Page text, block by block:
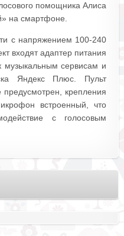
помощника Алиса
на смартфоне.
с напряжением 100-240
входят адаптер питания
музыкальным сервисам и
Яндекс Плюс. Пульт
предусмотрен, крепления
встроенный, что
с голосовым